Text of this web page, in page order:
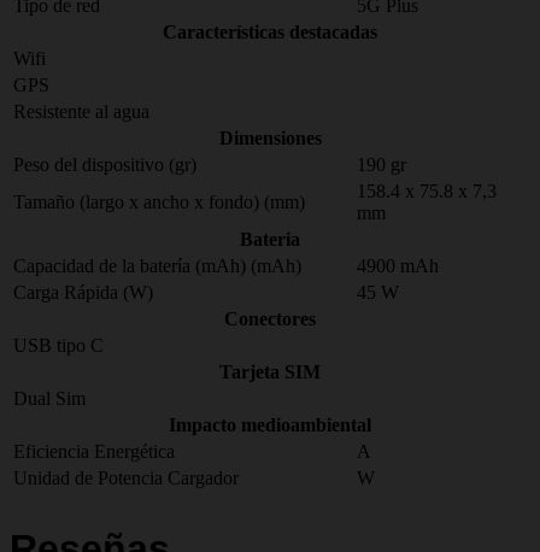
Tipo de red
5G Plus
Características destacadas
Wifi
GPS
Resistente al agua
Dimensiones
Peso del dispositivo (gr)
190 gr
Tamaño (largo x ancho x fondo) (mm)
158.4 x 75.8 x 7,3
mm
Bateria
Capacidad de la batería (mAh) (mAh)
4900 mAh
Carga Rápida (W)
45 W
Conectores
USB tipo C
Tarjeta SIM
Dual Sim
Impacto medioambiental
Eficiencia Energética
A
Unidad de Potencia Cargador
W